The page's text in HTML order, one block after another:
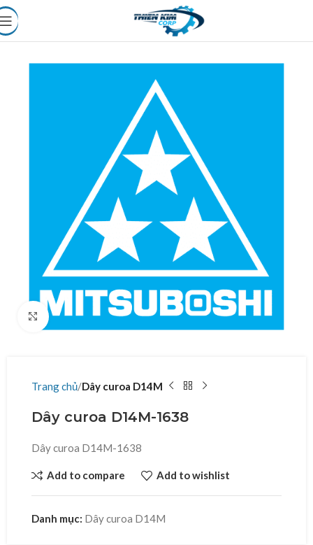
Click to enlarge
Trang chủ Dây curoa D14M
Dây curoa D14M-1638
Dây curoa D14M-1638
Add to compare Add to wishlist
Danh mục: Dây curoa D14M